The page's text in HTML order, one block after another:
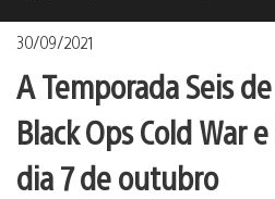
30/09/2021
A Temporada Seis
Black Ops Cold War
dia 7 de outubro